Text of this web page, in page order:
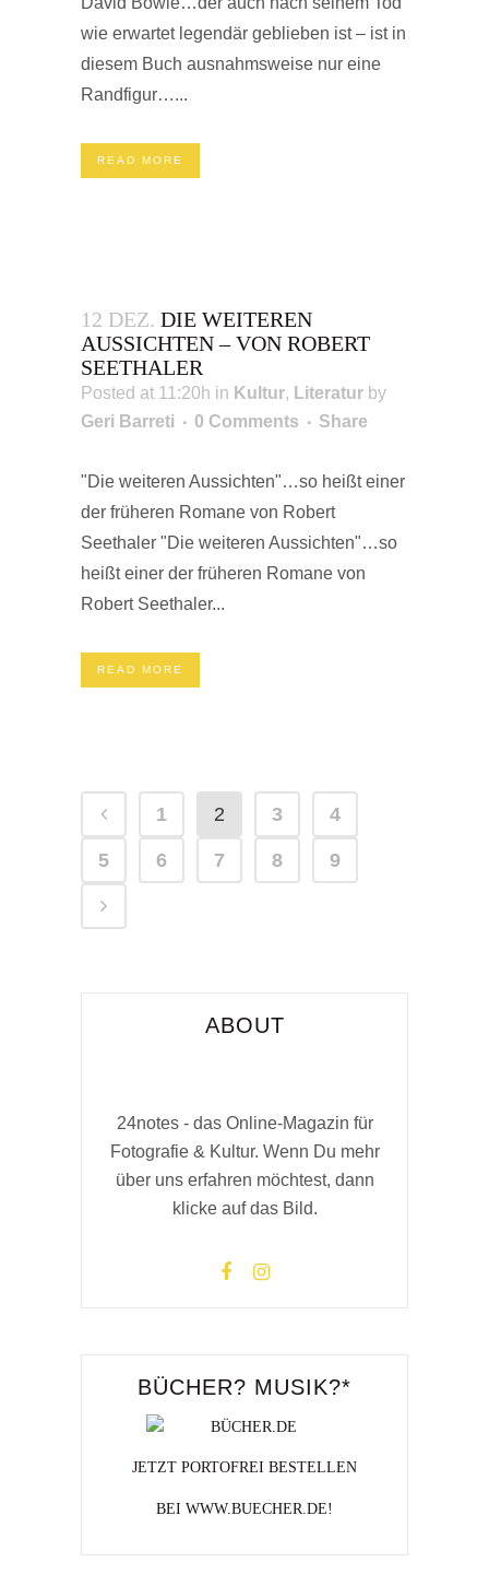
wie erwartet legendär geblieben ist – ist in
diesem Buch ausnahmsweise nur eine
Randfigur…...
READ MORE
12 DEZ. DIE WEITEREN
AUSSICHTEN – VON ROBERT
SEETHALER
Posted at 11:20h in Kultur, Literatur by
Geri Barreti
0 Comments Share
"Die weiteren Aussichten"…so heißt einer
der früheren Romane von Robert
Seethaler "Die weiteren Aussichten"…so
heißt einer der früheren Romane von
Robert Seethaler...
READ MORE
1 2 3 4
5 6 7 8 9
ABOUT
24notes - das Online-Magazin für
Fotografie & Kultur. Wenn Du mehr
über uns erfahren möchtest, dann
klicke auf das Bild.
BÜCHER? MUSIK?*
JETZT PORTOFREI BESTELLEN
BEI WWW.BUECHER.DE!